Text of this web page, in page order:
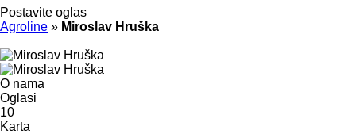
Postavite oglas
Agroline » Miroslav Hruška
O nama
Oglasi
10
Karta